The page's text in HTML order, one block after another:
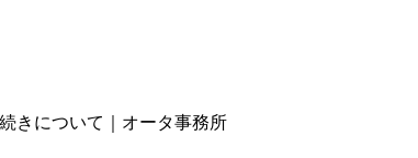
きについて｜オータ事務所